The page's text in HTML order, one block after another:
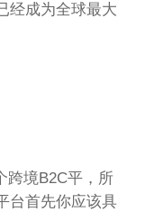
经成为全球最大
跨境B2C平，所
台首先你应该具